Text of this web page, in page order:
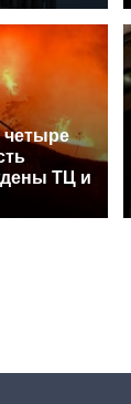
четыре
ТЦ и